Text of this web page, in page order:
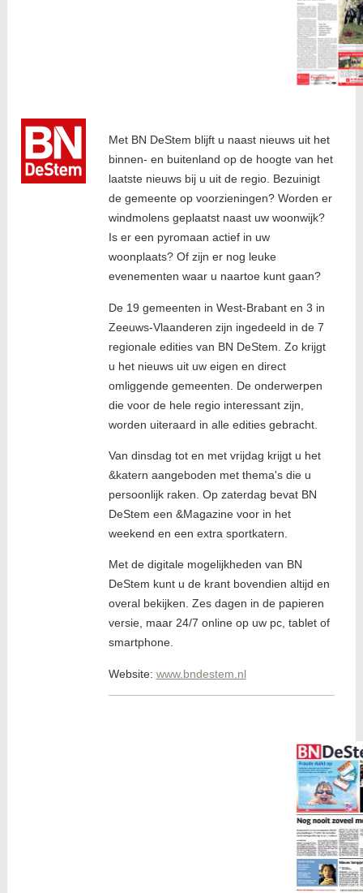
Met BN DeStem blijft u naast nieuws uit het
binnen- en buitenland op de hoogte van het
laatste nieuws bij u uit de regio. Bezuinigt
de gemeente op voorzieningen? Worden er
windmolens geplaatst naast uw woonwijk?
Is er een pyromaan actief in uw
woonplaats? Of zijn er nog leuke
evenementen waar u naartoe kunt gaan?
De 19 gemeenten in West-Brabant en 3 in
Zeeuws-Vlaanderen zijn ingedeeld in de 7
regionale edities van BN DeStem. Zo krijgt
u het nieuws uit uw eigen en direct
omliggende gemeenten. De onderwerpen
die voor de hele regio interessant zijn,
worden uiteraard in alle edities gebracht.
Van dinsdag tot en met vrijdag krijgt u het
&katern aangeboden met thema's die u
persoonlijk raken. Op zaterdag bevat BN
DeStem een &Magazine voor in het
weekend en een extra sportkatern.
Met de digitale mogelijkheden van BN
DeStem kunt u de krant bovendien altijd en
overal bekijken. Zes dagen in de papieren
versie, maar 24/7 online op uw pc, tablet of
smartphone.
Website: www.bndestem.nl